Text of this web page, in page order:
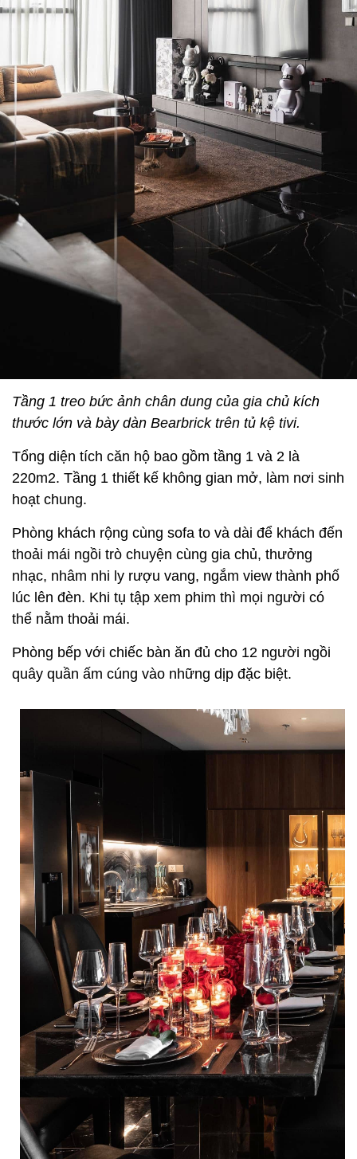
Tầng 1 treo bức ảnh chân dung của gia chủ kích
thước lớn và bày dàn Bearbrick trên tủ kệ tivi.
Tổng diện tích căn hộ bao gồm tầng 1 và 2 là
220m2. Tầng 1 thiết kế không gian mở, làm nơi sinh
hoạt chung.
Phòng khách rộng cùng sofa to và dài để khách đến
thoải mái ngồi trò chuyện cùng gia chủ, thưởng
nhạc, nhâm nhi ly rượu vang, ngắm view thành phố
lúc lên đèn. Khi tụ tập xem phim thì mọi người có
thể nằm thoải mái.
Phòng bếp với chiếc bàn ăn đủ cho 12 người ngồi
quây quần ấm cúng vào những dịp đặc biệt.